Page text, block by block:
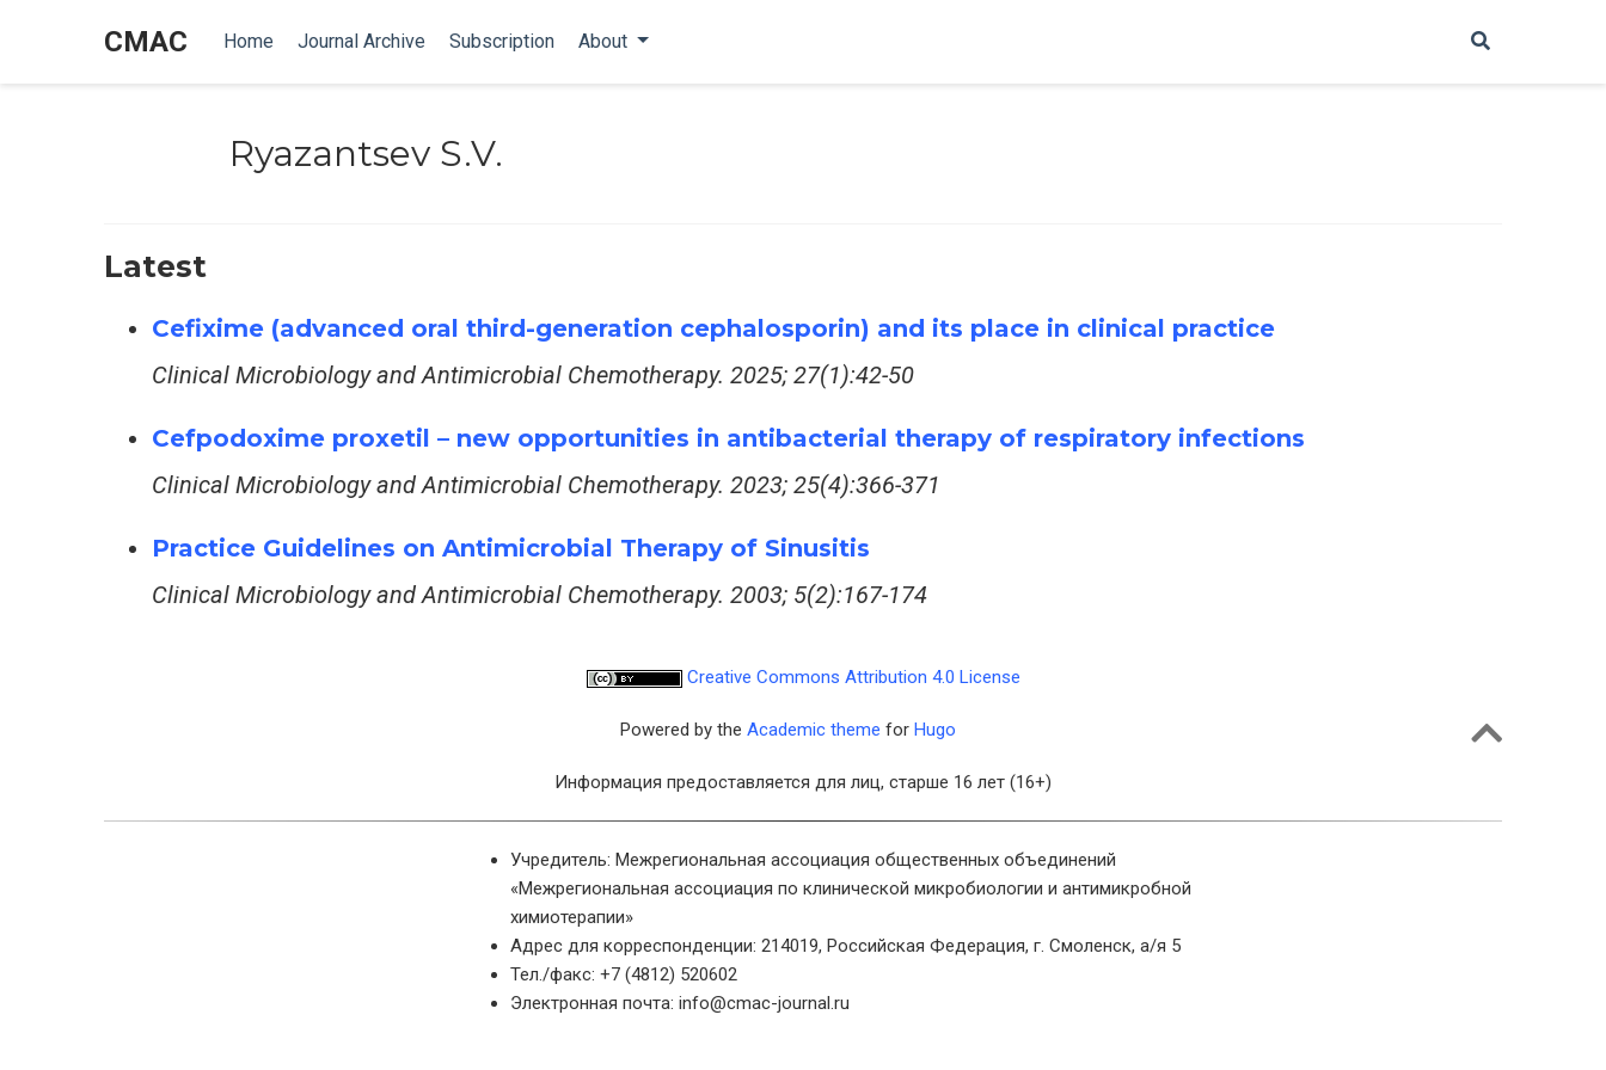
CMAC Home Journal Archive Subscription About
Ryazantsev S.V.
Latest
Cefixime (advanced oral third-generation cephalosporin) and its place in clinical practice
Clinical Microbiology and Antimicrobial Chemotherapy. 2025; 27(1):42-50
Cefpodoxime proxetil – new opportunities in antibacterial therapy of respiratory infections
Clinical Microbiology and Antimicrobial Chemotherapy. 2023; 25(4):366-371
Practice Guidelines on Antimicrobial Therapy of Sinusitis
Clinical Microbiology and Antimicrobial Chemotherapy. 2003; 5(2):167-174
Creative Commons Attribution 4.0 License
Powered by the Academic theme for Hugo
Информация предоставляется для лиц, старше 16 лет (16+)
Учредитель: Межрегиональная ассоциация общественных объединений
«Межрегиональная ассоциация по клинической микробиологии и антимикробной
химиотерапии»
Адрес для корреспонденции: 214019, Российская Федерация, г. Смоленск, а/я 5
Тел./факс: +7 (4812) 520602
Электронная почта: info@cmac-journal.ru